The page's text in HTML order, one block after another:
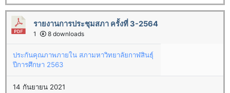
รายงานการประชุมสภา ครั้งที่ 3-2564
1 8 downloads
ประกันคุณภาพภายใน สภามหาวิทยาลัยกาฬสินธุ์
ปีการศึกษา 2563
14 กันยายน 2021